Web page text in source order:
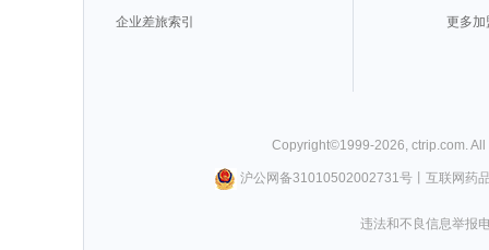
企业差旅索引
更多加
Copyright©1999-2026 ctrip.com .
沪公网备31010502002731号丨 互联网药
违法和不良信息举报